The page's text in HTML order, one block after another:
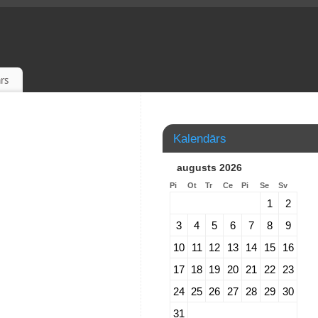
Kalendārs
augusts 2026
Pi Ot Tr Ce Pi Se Sv
1
2
3
4 5 6 7 8
9
10
11 12 13 14 15
16
17 18 19 20 21 22
23
24 25 26 27 28 29
30
31